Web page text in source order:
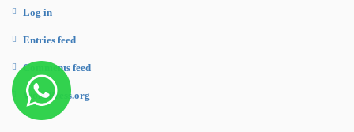
Log in
Entries feed
Comments feed
WordPress.org